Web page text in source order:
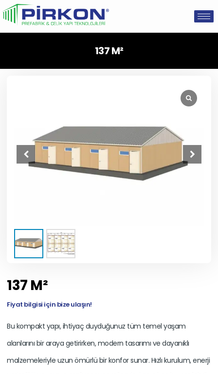
137 M²
137 M²
Fiyat bilgisi için bize ulaşın!
Bu kompakt yapı, ihtiyaç duyduğunuz tüm temel yaşam
alanlarını bir araya getirirken, modern tasarımı ve dayanıklı
malzemeleriyle uzun ömürlü bir konfor sunar. Hızlı kurulum, enerji